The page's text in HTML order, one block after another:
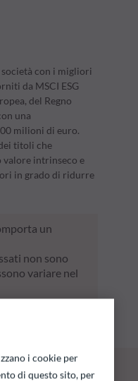
società con i migliori
da MSCI ESG
del Regno
una
milioni di euro.
titoli che
valore intrinseco e
in grado di ridurre
un
non sono
variare nel
i cookie per
di questo sito, per